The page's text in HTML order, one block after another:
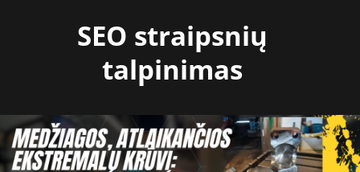
SEO straipsnių
talpinimas